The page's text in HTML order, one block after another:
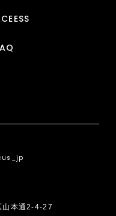
山本通2-4-27